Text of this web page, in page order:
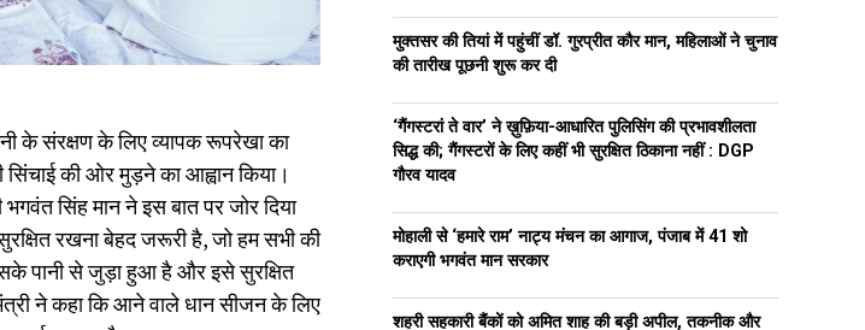
के संरक्षण के लिए व्यापक रूपरेखा का
की ओर मुड़ने का आह्वान किया।
सिंह मान ने इस बात पर जोर दिया
रखना बेहद जरूरी है, जो हम सभी की
पानी से जुड़ा हुआ है और इसे सुरक्षित
ने कहा कि आने वाले धान सीजन के लिए
मुक्तसर की तियां में पहुंचीं डॉ. गुरप्रीत कौर मान, महिलाओं ने चुनाव
की तारीख पूछनी शुरू कर दी
‘गैंगस्टरां ते वार’ ने ख़ुफ़िया-आधारित पुलिसिंग की प्रभावशीलता
सिद्ध की; गैंगस्टरों के लिए कहीं भी सुरक्षित ठिकाना नहीं : DGP
गौरव यादव
मोहाली से ‘हमारे राम’ नाट्य मंचन का आगाज, पंजाब में 41 शो
कराएगी भगवंत मान सरकार
शहरी सहकारी बैंकों को अमित शाह की बड़ी अपील, तकनीक और